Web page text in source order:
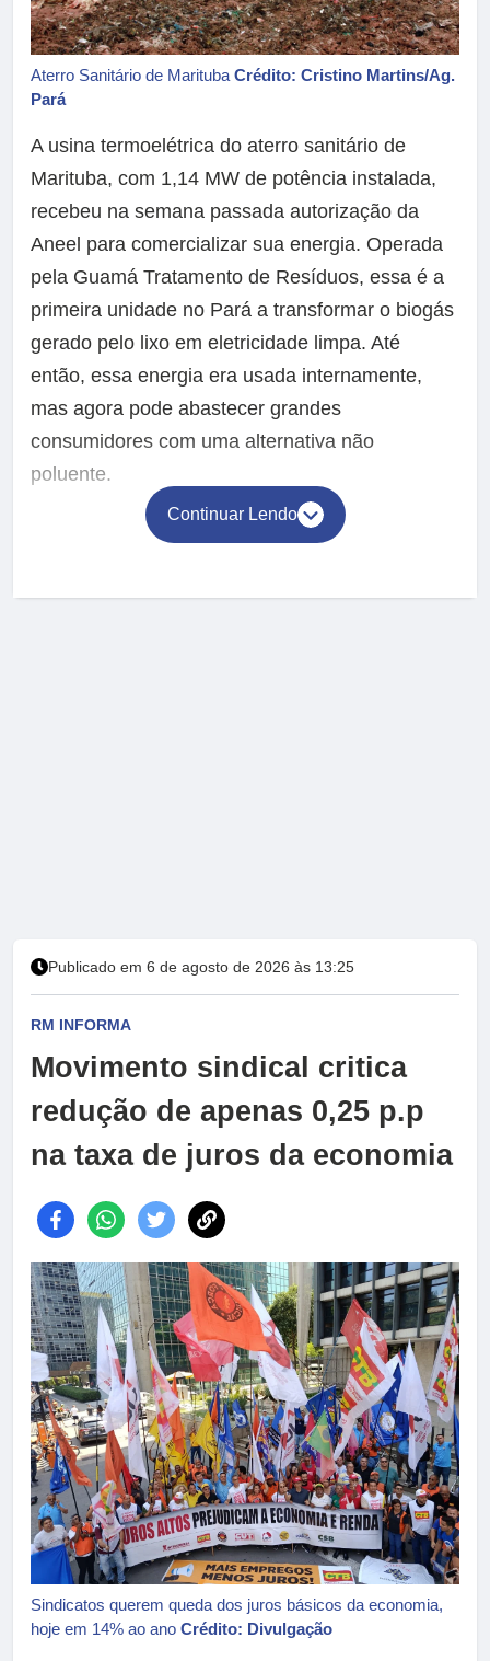
Aterro Sanitário de Marituba Crédito: Cristino Martins/Ag.
Pará
A usina termoelétrica do aterro sanitário de
Marituba, com 1,14 MW de potência instalada,
recebeu na semana passada autorização da
Aneel para comercializar sua energia. Operada
pela Guamá Tratamento de Resíduos, essa é a
primeira unidade no Pará a transformar o biogás
gerado pelo lixo em eletricidade limpa. Até
então, essa energia era usada internamente,
mas agora pode abastecer grandes
consumidores com uma alternativa não
poluente.
Continuar Lendo
Publicado em 6 de agosto de 2026 às 13:25
RM INFORMA
Movimento sindical critica
redução de apenas 0,25 p.p
na taxa de juros da economia
Sindicatos querem queda dos juros básicos da economia,
hoje em 14% ao ano Crédito: Divulgação